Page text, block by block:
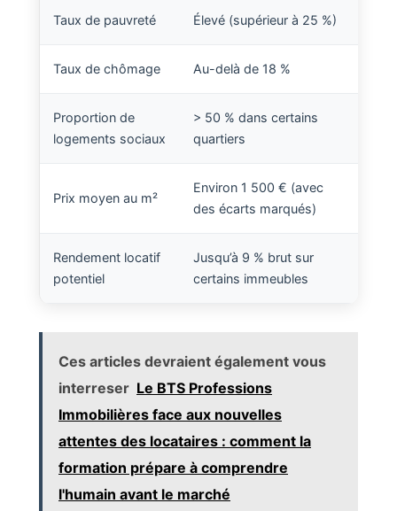
Taux de pauvreté Élevé (supérieur à 25 %)
Taux de chômage Au-delà de 18 %
Proportion de
logements sociaux
> 50 % dans certains
quartiers
Prix moyen au m²
Environ 1 500 € (avec
des écarts marqués)
Rendement locatif
potentiel
Jusqu’à 9 % brut sur
certains immeubles
Ces articles devraient également vous
interreser Le BTS Professions
Immobilières face aux nouvelles
attentes des locataires : comment la
formation prépare à comprendre
l'humain avant le marché